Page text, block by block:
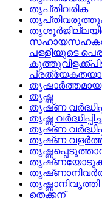
തൃപ്‌തിവരിക
പള്ളിയുടെ
തൃഷാര്‍ത്തമായ
തൃഷ്ണ
തൃഷ്‌ണ
തൃഷ്ണ
തൃഷ്‌ണ
തൃഷ്‌ണ
തെക്കന്